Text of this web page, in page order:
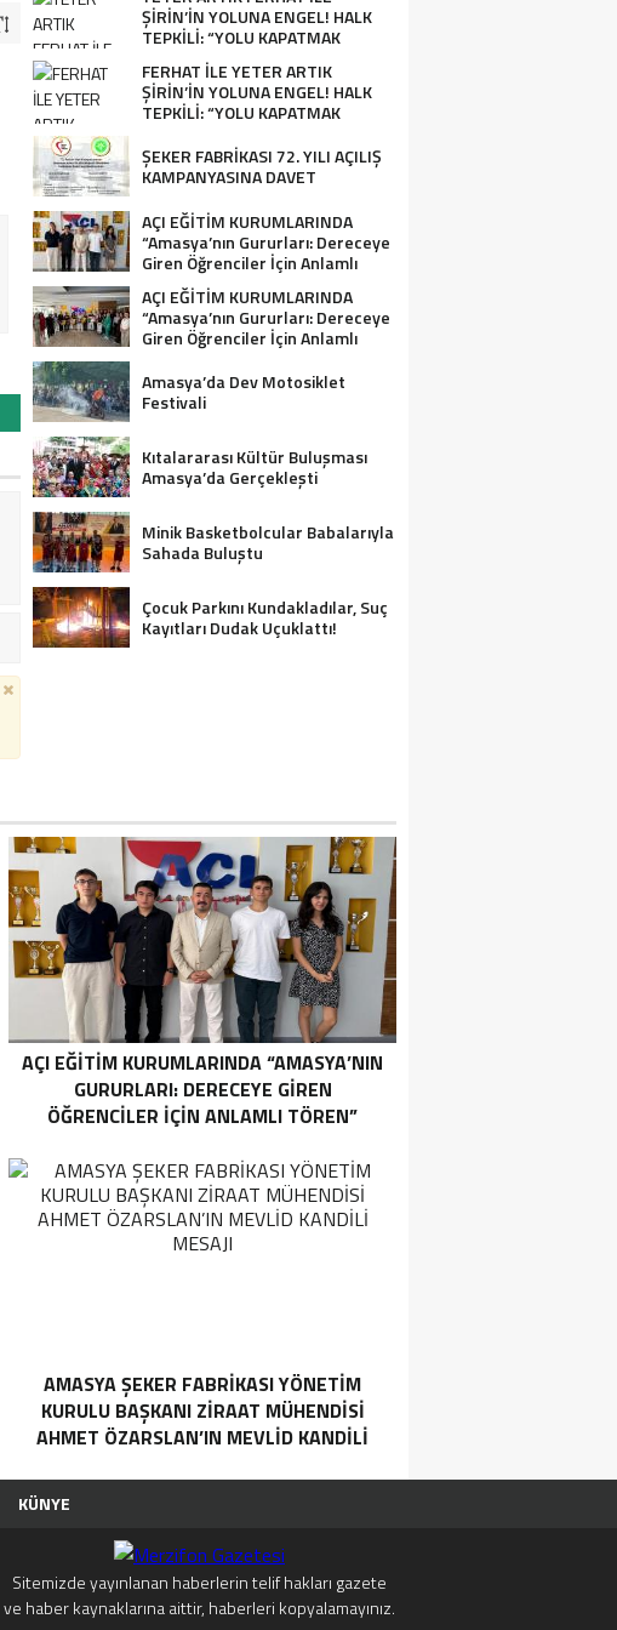
ŞİRİN’İN YOLUNA ENGEL! HALK
TEPKİLİ: “YOLU KAPATMAK
ÇÖZÜM DEĞİL, GÖREVİNİ YAP!”
FERHAT İLE YETER ARTIK
ŞİRİN’İN YOLUNA ENGEL! HALK
TEPKİLİ: “YOLU KAPATMAK
ŞEKER FABRİKASI 72. YILI AÇILIŞ
KAMPANYASINA DAVET
AÇI EĞİTİM KURUMLARINDA
“Amasya’nın Gururları: Dereceye
Giren Öğrenciler İçin Anlamlı
Tören”
AÇI EĞİTİM KURUMLARINDA
“Amasya’nın Gururları: Dereceye
Giren Öğrenciler İçin Anlamlı
Amasya’da Dev Motosiklet
Festivali
Kıtalararası Kültür Buluşması
Amasya’da Gerçekleşti
Minik Basketbolcular Babalarıyla
Sahada Buluştu
Çocuk Parkını Kundakladılar, Suç
Kayıtları Dudak Uçuklattı!
AÇI EĞİTİM KURUMLARINDA “AMASYA’NIN
GURURLARI: DERECEYE GIREN
ÖĞRENCILER İÇIN ANLAMLI TÖREN”
AMASYA ŞEKER FABRIKASI YÖNETIM
KURULU BAŞKANI ZIRAAT MÜHENDISI
AHMET ÖZARSLAN’IN MEVLID KANDILI
KÜNYE
Sitemizde yayınlanan haberlerin telif hakları gazete
ve haber kaynaklarına aittir, haberleri kopyalamayınız.